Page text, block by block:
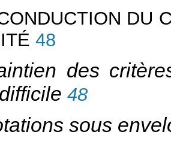
DU
48
des
48
sous